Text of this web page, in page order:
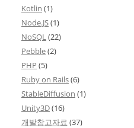
Kotlin (1)
Node.JS(1)
NoSQL(22)
Pebble(2)
PHP (5)
Ruby on Rails(6)
StableDiffusion (1)
Unity3D(16)
개발참고자료 (37)